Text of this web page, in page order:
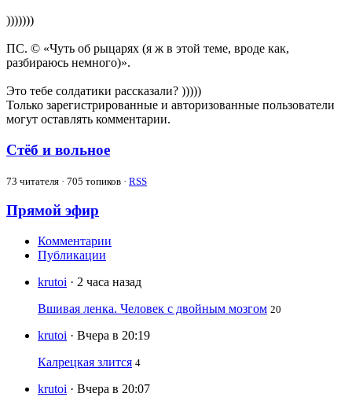
)))))))
ПС. © «Чуть об рыцарях (я ж в этой теме, вроде как,
разбираюсь немного)».
Это тебе солдатики рассказали? )))))
Только зарегистрированные и авторизованные пользователи
могут оставлять комментарии.
Стёб и вольное
73 читателя · 705 топиков · RSS
Прямой эфир
Комментарии
Публикации
krutoi · 2 часа назад
Вшивая ленка. Человек с двойным мозгом 20
krutoi · Вчера в 20:19
Калрецкая злится 4
krutoi · Вчера в 20:07